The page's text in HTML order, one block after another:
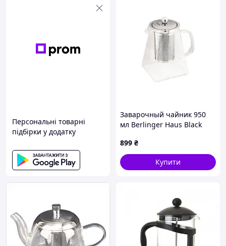
Персональні товарні
підбірки у додатку
Заварочный чайник 950
мл Berlinger Haus Black
899 ₴
Купити